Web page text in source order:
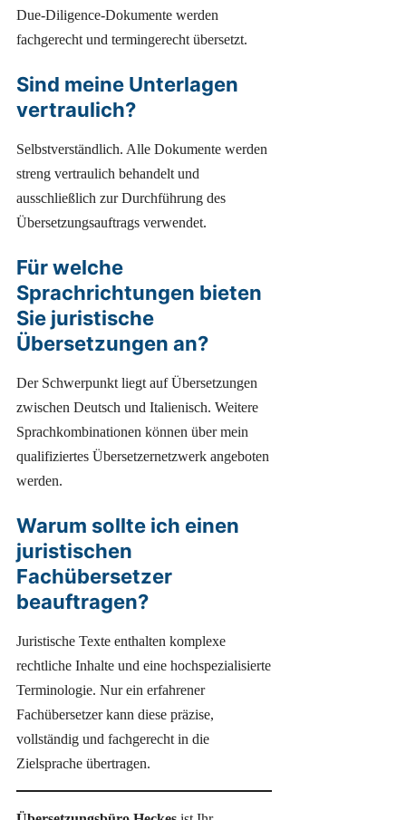
Due-Diligence-Dokumente werden
fachgerecht und termingerecht übersetzt.
Sind meine Unterlagen
vertraulich?
Selbstverständlich. Alle Dokumente werden
streng vertraulich behandelt und
ausschließlich zur Durchführung des
Übersetzungsauftrags verwendet.
Für welche
Sprachrichtungen bieten
Sie juristische
Übersetzungen an?
Der Schwerpunkt liegt auf Übersetzungen
zwischen Deutsch und Italienisch. Weitere
Sprachkombinationen können über mein
qualifiziertes Übersetzernetzwerk angeboten
werden.
Warum sollte ich einen
juristischen
Fachübersetzer
beauftragen?
Juristische Texte enthalten komplexe
rechtliche Inhalte und eine hochspezialisierte
Terminologie. Nur ein erfahrener
Fachübersetzer kann diese präzise,
vollständig und fachgerecht in die
Zielsprache übertragen.